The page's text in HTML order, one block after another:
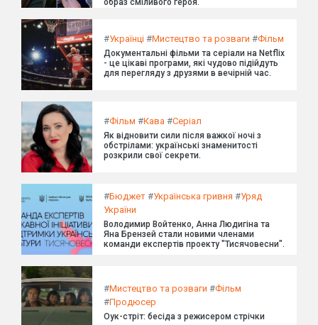
образ сміливого героя.
#Українці #Мистецтво та розваги #Фільм
Документальні фільми та серіали на Netflix
- це цікаві програми, які чудово підійдуть
для перегляду з друзями в вечірній час.
#Фільм #Кава #Серіал
Як відновити сили після важкої ночі з
обстрілами: українські знаменитості
розкрили свої секрети.
#Бюджет #Українська гривня #Уряд
України
Володимир Войтенко, Анна Людигіна та
Яна Брензей стали новими членами
команди експертів проекту "Тисячовесни".
#Мистецтво та розваги #Фільм
#Продюсер
Оук-стріт: бесіда з режисером стрічки